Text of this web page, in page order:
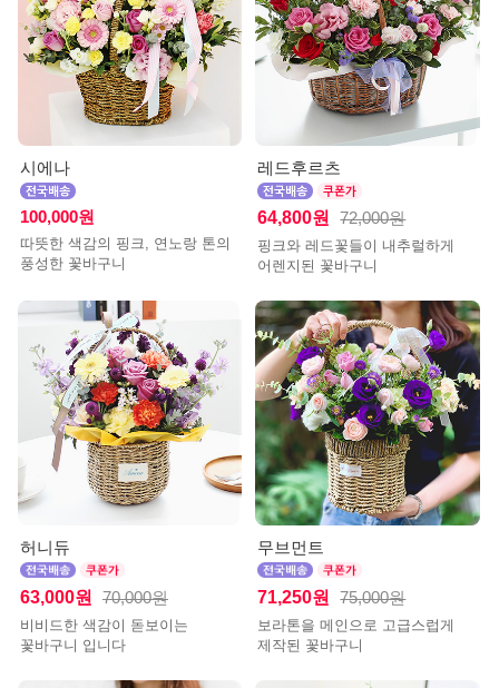
시에나
100,000원
따뜻한 색감의 핑크, 연노랑 톤의
풍성한 꽃바구니
레드후르츠
64,800원 72,000원
핑크와 레드꽃들이 내추럴하게
어렌지된 꽃바구니
허니듀
63,000원 70,000원
비비드한 색감이 돋보이는
꽃바구니 입니다
무브먼트
71,250원 75,000원
보라톤을 메인으로 고급스럽게
제작된 꽃바구니